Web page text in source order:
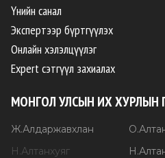
Үнийн санал
Экспертээр бүртгүүлэх
Онлайн хэлэлцүүлэг
Expert сэтгүүл захиалах
МОНГОЛ УЛСЫН ИХ ХУРЛЫН
Ж.Алдаржавхлан О.
Н.Алтанхуяг Н.